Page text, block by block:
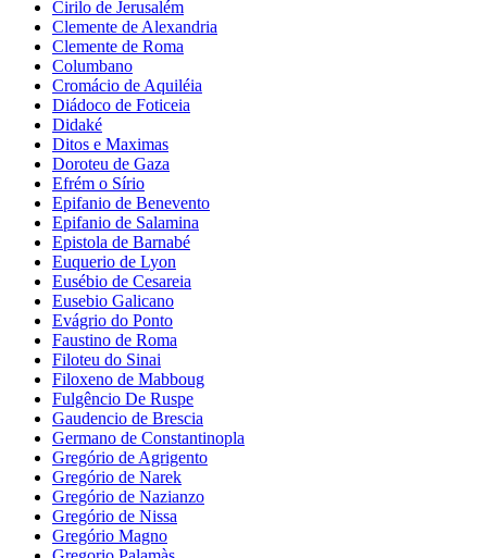
Cirilo de Jerusalém
Clemente de Alexandria
Clemente de Roma
Columbano
Cromácio de Aquiléia
Diádoco de Foticeia
Didaké
Ditos e Maximas
Doroteu de Gaza
Efrém o Sírio
Epifanio de Benevento
Epifanio de Salamina
Epistola de Barnabé
Euquerio de Lyon
Eusébio de Cesareia
Eusebio Galicano
Evágrio do Ponto
Faustino de Roma
Filoteu do Sinai
Filoxeno de Mabboug
Fulgêncio De Ruspe
Gaudencio de Brescia
Germano de Constantinopla
Gregório de Agrigento
Gregório de Narek
Gregório de Nazianzo
Gregório de Nissa
Gregório Magno